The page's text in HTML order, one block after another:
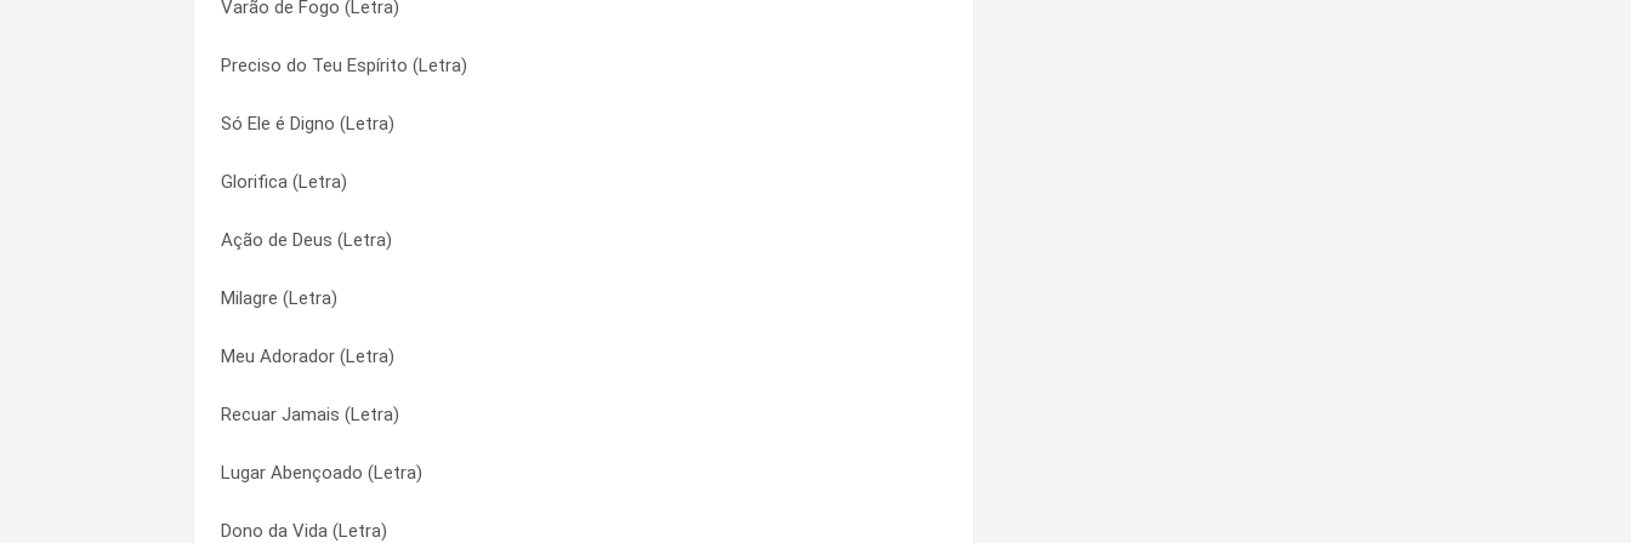
Varão de Fogo (Letra)
Preciso do Teu Espírito (Letra)
Só Ele é Digno (Letra)
Glorifica (Letra)
Ação de Deus (Letra)
Milagre (Letra)
Meu Adorador (Letra)
Recuar Jamais (Letra)
Lugar Abençoado (Letra)
Dono da Vida (Letra)
Não Há Maldição (Letra)
Meu Adorador (Letra)
É Só Cantar (Letra)
Só Ele é Digno (Letra)
Lugar Abençoado (Letra)
Ele é (Letra)
Diário de Um Vencedor (Letra)
É a Sua Vez (Letra)
É Forte (Letra)
Santo é o Senhor (Letra)
Escondido Nele (Letra)
Fiel Amigo (Letra)
Filho (Letra)
Fim do Mundo (Letra)
Fogo Santo (Letra)
Glória (Letra)
Glorifica (Letra)
Jesus Está Voltando (Letra)
Lugar Abençoado (Letra)
Madrugada Fria (Letra)